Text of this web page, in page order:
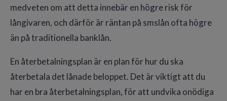
medveten om att detta innebär en högre risk för
långivaren, och därför är räntan på smslån ofta högre
än på traditionella banklån.
En återbetalningsplan är en plan för hur du ska
återbetala det lånade beloppet. Det är viktigt att du
har en bra återbetalningsplan, för att undvika onödiga